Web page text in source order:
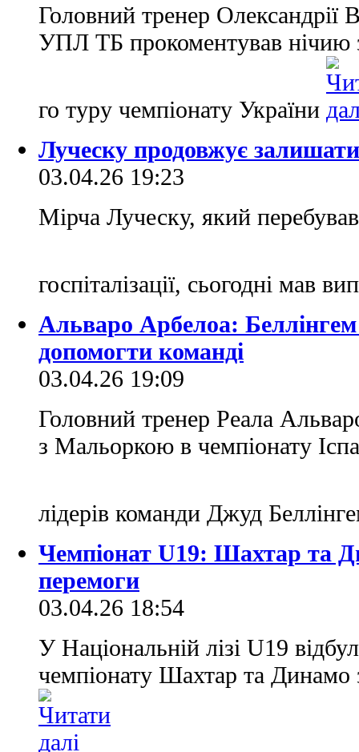
Головний тренер
УПЛ ТБ прокоментував нічию
го туру чемпіонату України
Луческу продовжує
03.04.26 19:23
Мірча Луческу, який перебував
госпіталізації, сьогодні мав
Альваро Арбелоа: Беллінгем
допомогти команді
03.04.26 19:09
Головний тренер Реала
з Мальоркою в чемпіонату
лідерів команди Джуд
Чемпіонат U19: Шахтар та
перемоги
03.04.26 18:54
У Національній лізі U19
чемпіонату Шахтар та Динамо